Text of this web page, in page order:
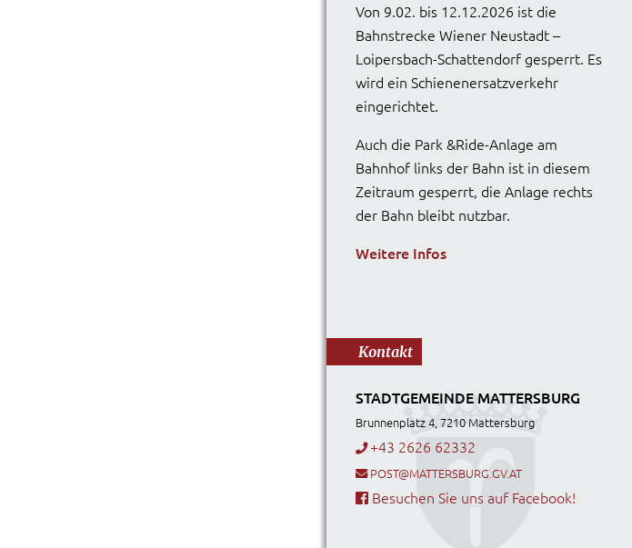
Von 9.02. bis 12.12.2026 ist die
Bahnstrecke Wiener Neustadt –
Loipersbach-Schattendorf gesperrt. Es
wird ein Schienenersatzverkehr
eingerichtet.
Auch die Park &Ride-Anlage am
Bahnhof links der Bahn ist in diesem
Zeitraum gesperrt, die Anlage rechts
der Bahn bleibt nutzbar.
Weitere Infos
Kontakt
STADTGEMEINDE MATTERSBURG
Brunnenplatz 4, 7210 Mattersburg
+43 2626 62332
POST@MATTERSBURG.GV.AT
Besuchen Sie uns auf Facebook!